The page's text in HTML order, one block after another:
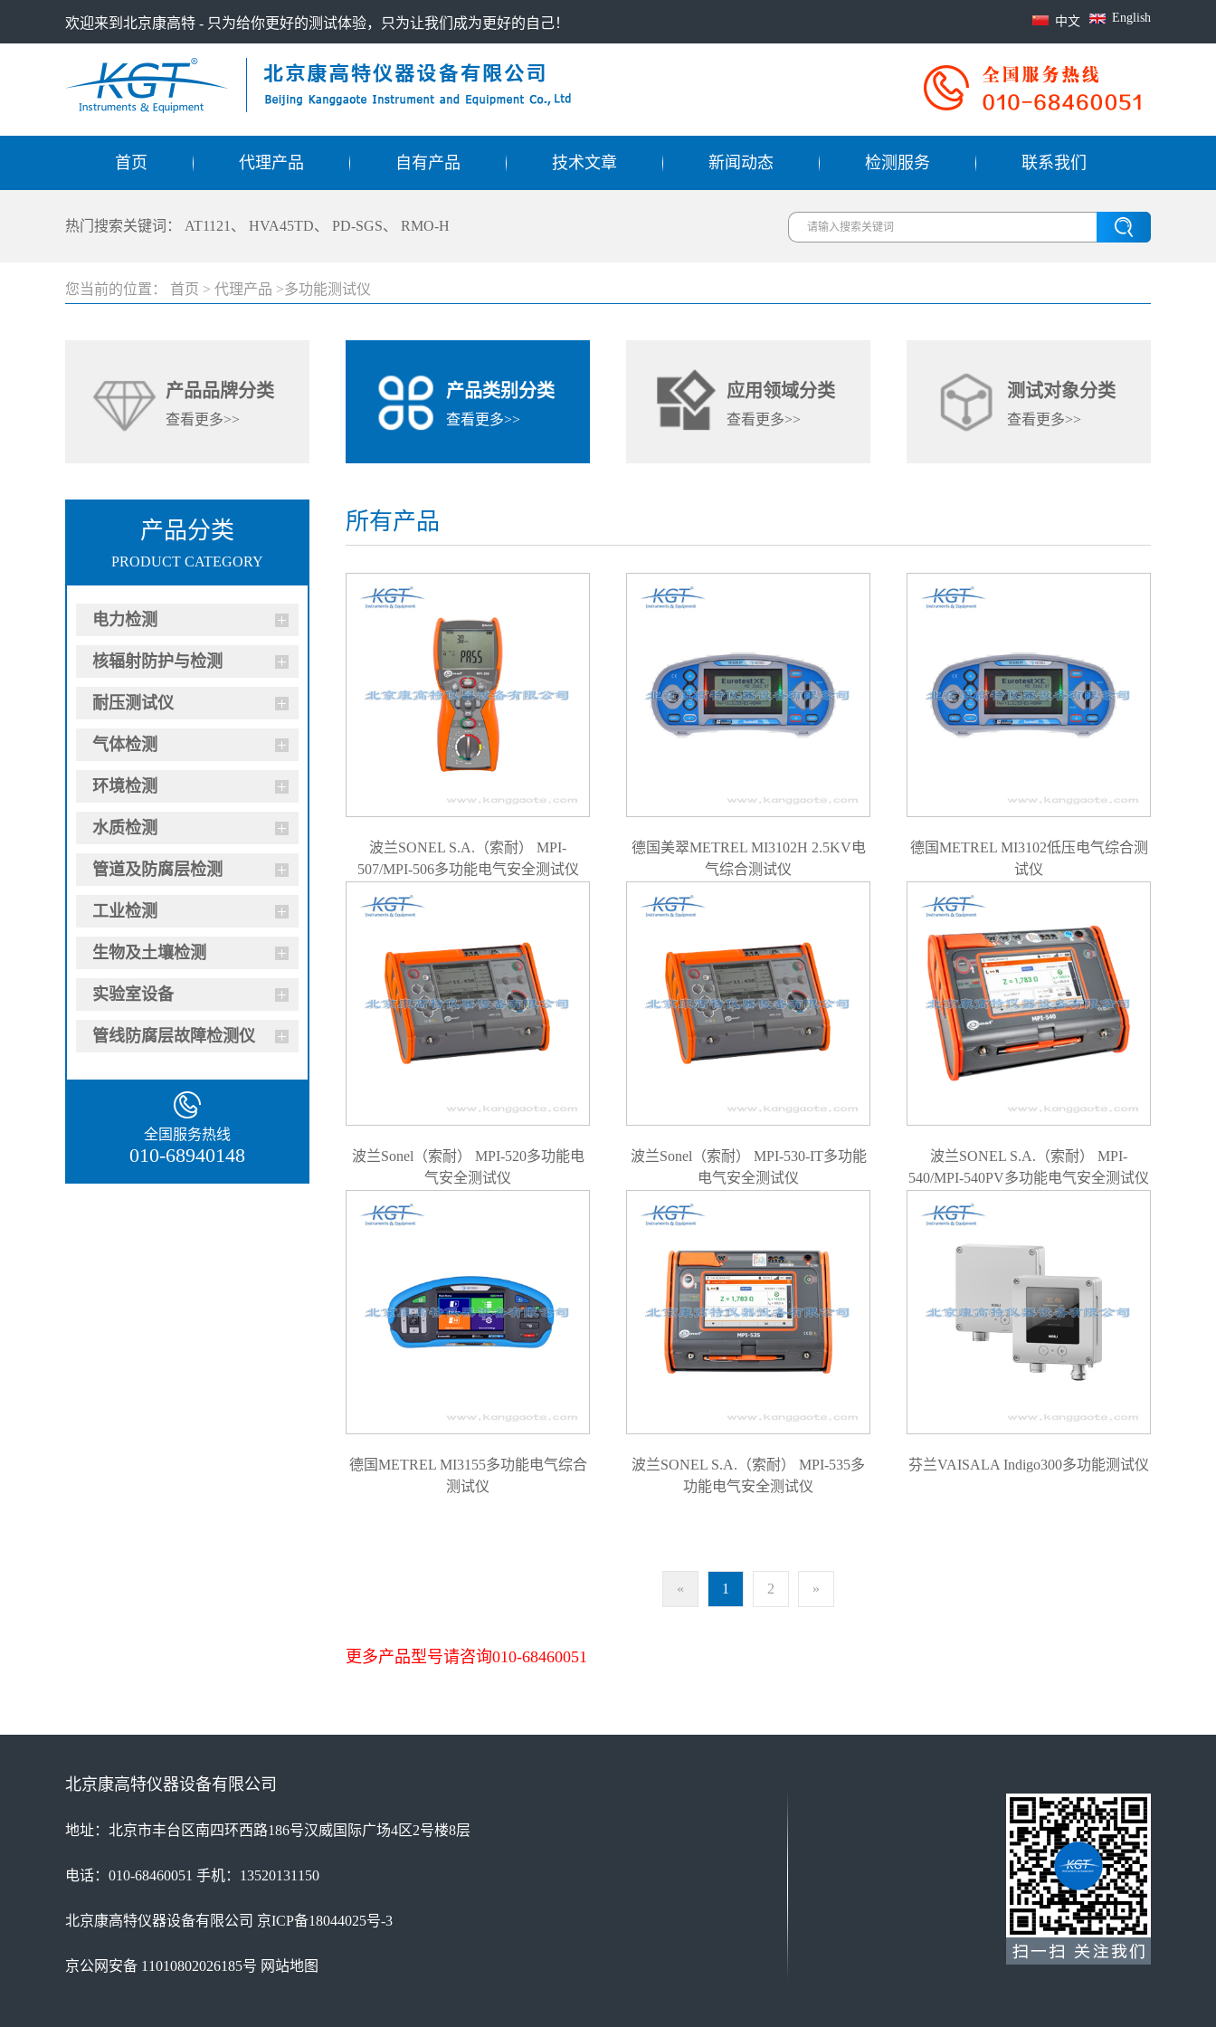
欢迎来到北京康高特 - 只为给你更好的测试体验，只为让我们成为更好的自己！ English
中文
首页 代理产品 自有产品 技术文章 新闻动态 检测服务 联系我们
热门搜索关键词： AT1121 、 HVA45TD、 PD-SGS、 RMO-H
您当前的位置： 首页 > 代理产品 >多功能测试仪
产品品牌分类
查看更多>>
产品类别分类
查看更多>>
应用领域分类
查看更多>>
测试对象分类
查看更多>>
产品分类
PRODUCT CATEGORY
电力检测
核辐射防护与检测
耐压测试仪
气体检测
环境检测
水质检测
管道及防腐层检测
工业检测
生物及土壤检测
实验室设备
管线防腐层故障检测仪
全国服务热线
010-68940148
所有产品
波兰SONEL S.A.（索耐） MPI-
507/MPI-506多功能电气安全测试仪
德国美翠METREL MI3102H 2.5KV电
气综合测试仪
德国METREL MI3102低压电气综合测
试仪
波兰Sonel（索耐） MPI-520多功能电
气安全测试仪
波兰Sonel（索耐） MPI-530-IT多功能
电气安全测试仪
波兰SONEL S.A.（索耐） MPI-
540/MPI-540PV多功能电气安全测试仪
德国METREL MI3155多功能电气综合
测试仪
波兰SONEL S.A.（索耐） MPI-535多
功能电气安全测试仪
芬兰VAISALA Indigo300多功能测试仪
« 1 2 »
更多产品型号请咨询010-68460051
北京康高特仪器设备有限公司
地址：北京市丰台区南四环西路186号汉威国际广场4区2号楼8层
电话：010-68460051 手机：13520131150
北京康高特仪器设备有限公司 京ICP备18044025号-3
京公网安备 11010802026185号 网站地图